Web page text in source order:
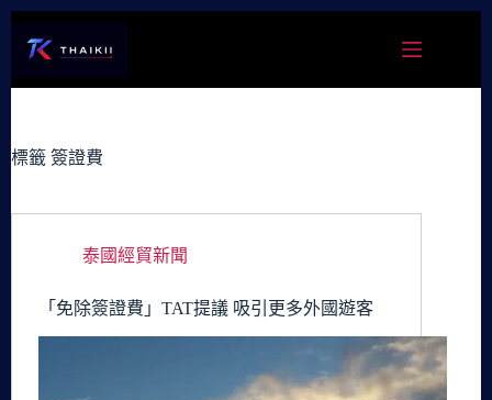
容
標籤 簽證費
泰國經貿新聞
「免除簽證費」TAT提議 吸引更多外國遊客